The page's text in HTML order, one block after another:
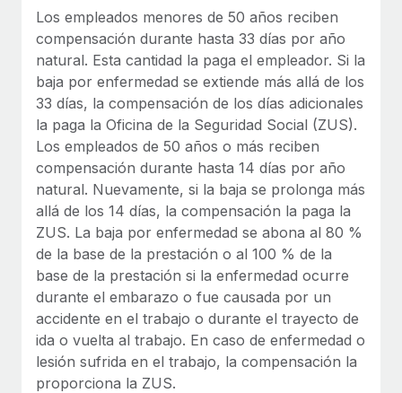
Los empleados menores de 50 años reciben
compensación durante hasta 33 días por año
natural. Esta cantidad la paga el empleador. Si la
baja por enfermedad se extiende más allá de los
33 días, la compensación de los días adicionales
la paga la Oficina de la Seguridad Social (ZUS).
Los empleados de 50 años o más reciben
compensación durante hasta 14 días por año
natural. Nuevamente, si la baja se prolonga más
allá de los 14 días, la compensación la paga la
ZUS. La baja por enfermedad se abona al 80 %
de la base de la prestación o al 100 % de la
base de la prestación si la enfermedad ocurre
durante el embarazo o fue causada por un
accidente en el trabajo o durante el trayecto de
ida o vuelta al trabajo. En caso de enfermedad o
lesión sufrida en el trabajo, la compensación la
proporciona la ZUS.